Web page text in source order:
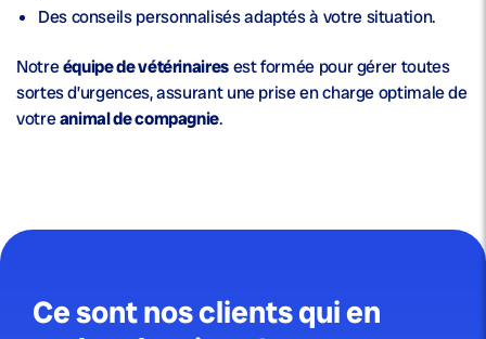
Desconseilspersonnalisés adaptés à votre situation.
Notreéquipe de vétérinairesest formée pour gérer toutes
sortes d’urgences, assurant une prise en charge optimale de
votreanimal de compagnie.
Ce sont nos clients qui en